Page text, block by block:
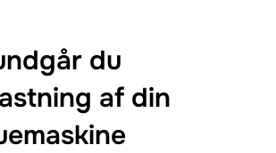
du
af din